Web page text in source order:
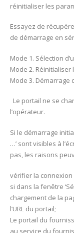
réinitialiser les
Essayez de
de démarrage en
Mode 1. Sélection
Mode 2. Réinitialiser
Mode 3. Démarrage
Le portail ne se
l’opérateur.
Si le démarrage
…’ sont visibles à
pas, les raisons
vérifier la connexion
si dans la fenêtre
chargement de la
l’URL du portail;
Le portail du
au service du